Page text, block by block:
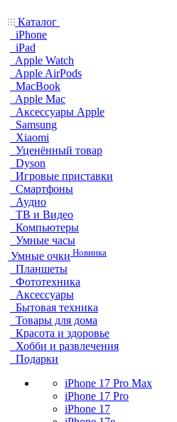
Каталог
iPhone
iPad
Apple Watch
Apple AirPods
MacBook
Apple Mac
Аксессуары Apple
Samsung
Xiaomi
Уценённый товар
Dyson
Игровые приставки
Смартфоны
Аудио
ТВ и Видео
Компьютеры
Умные часы
Умные очки Новинка
Планшеты
Фототехника
Аксессуары
Бытовая техника
Товары для дома
Красота и здоровье
Хобби и развлечения
Подарки
iPhone 17 Pro Max
iPhone 17 Pro
iPhone 17